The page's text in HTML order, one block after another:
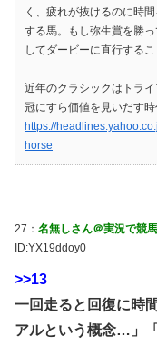
く、疲れが抜けるのに時
する馬。もし弥生賞を勝
してダービーに直行するこ
近年のクラシックはトラ
冠にすら価値を見いだす時
https://
horse
27： 名無しさん＠実況で競
ID:YX19ddoy0
>>13
一回走ると回復に時
アルという概念…」